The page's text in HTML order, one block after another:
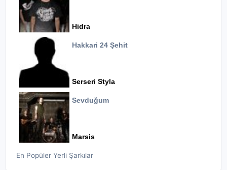
Hidra
Hakkari 24 Şehit
Serseri Styla
Sevduğum
Marsis
En Popüler Yerli Şarkılar